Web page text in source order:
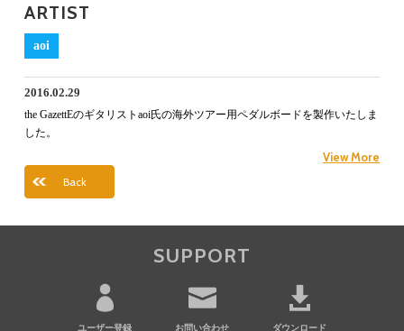
ARTIST
aoi
2016.02.29
the GazettEのギタリストaoi氏の海外ツアー用ペダルボードを製作いたしま
した。
View More
Back
SUPPORT
ユーザー登録 お問い合わせ ダウンロード